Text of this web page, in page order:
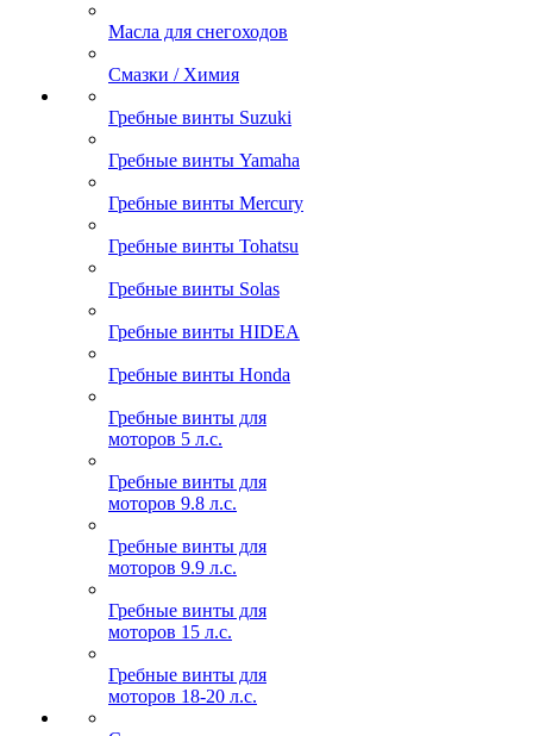
Масла для снегоходов
Смазки / Химия
Гребные винты Suzuki
Гребные винты Yamaha
Гребные винты Mercury
Гребные винты Tohatsu
Гребные винты Solas
Гребные винты HIDEA
Гребные винты Honda
Гребные винты для
моторов 5 л.с.
Гребные винты для
моторов 9.8 л.с.
Гребные винты для
моторов 9.9 л.с.
Гребные винты для
моторов 15 л.с.
Гребные винты для
моторов 18-20 л.с.